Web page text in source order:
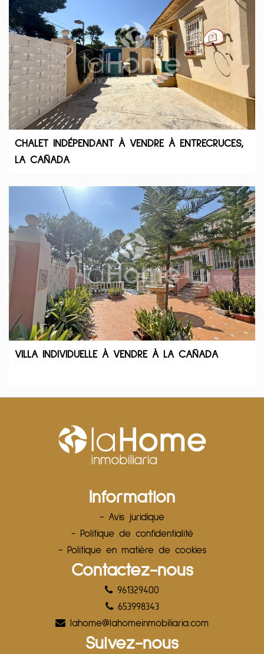
CHALET INDÉPENDANT À VENDRE À ENTRECRUCES,
LA CAÑADA
VILLA INDIVIDUELLE À VENDRE À LA CAÑADA
Information
- Avis juridique
- Politique de confidentialité
- Politique en matière de cookies
Contactez-nous
961329400
653998343
lahome@lahomeinmobiliaria.com
Suivez-nous